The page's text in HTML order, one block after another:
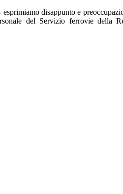
disappunto e
del Servizio ferrovie